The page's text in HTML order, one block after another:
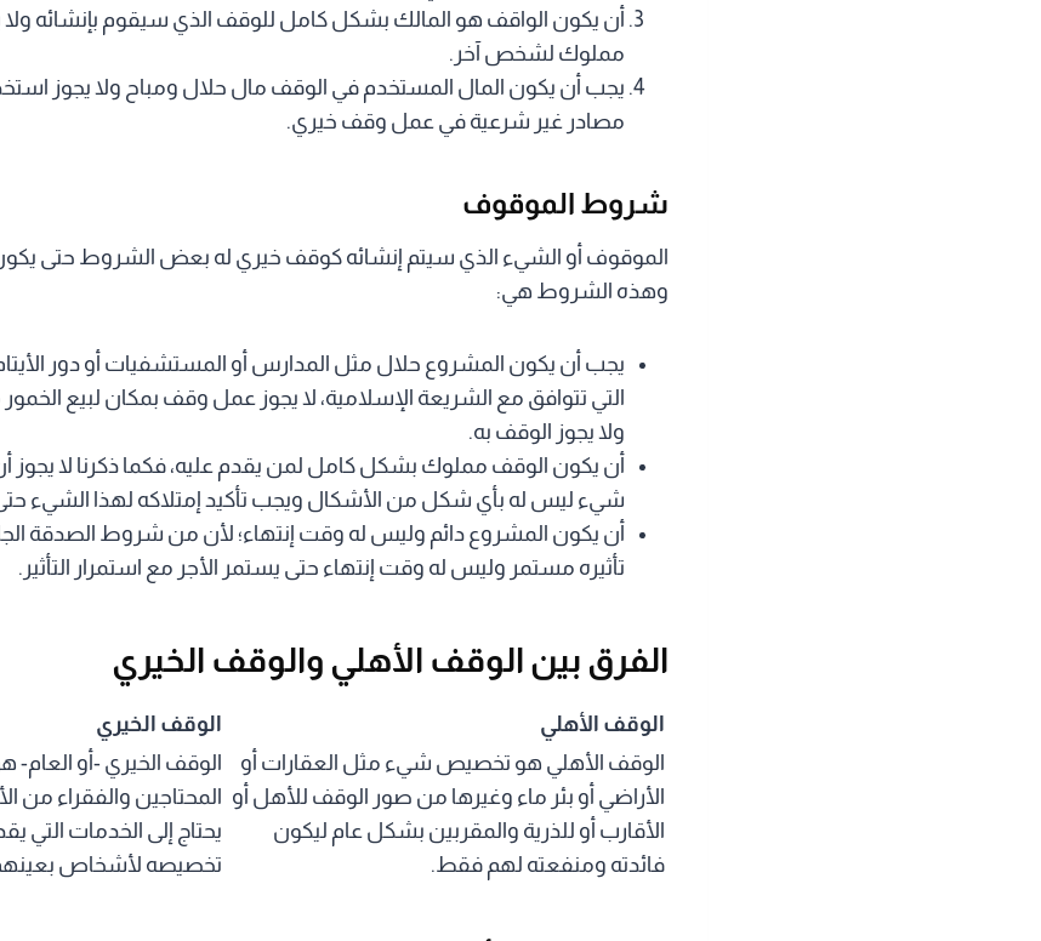
أن يكون الواقف هو المالك بشكل كامل للوقف الذي سيقوم بإنشائه
مملوك لشخص آخر.
يجب أن يكون المال المستخدم في الوقف مال حلال ومباح ولا يجوز
مصادر غير شرعية في عمل وقف خيري.
شروط الموقوف
الموقوف أو الشيء الذي سيتم إنشائه كوقف خيري له بعض الشروط حتى
وهذه الشروط هي:
يجب أن يكون المشروع حلال مثل المدارس أو المستشفيات أو دور
التي تتوافق مع الشريعة الإسلامية، لا يجوز عمل وقف بمكان لبيع
ولا يجوز الوقف به.
أن يكون الوقف مملوك بشكل كامل لمن يقدم عليه، فكما ذكرنا لا
شيء ليس له بأي شكل من الأشكال ويجب تأكيد إمتلاكه لهذا الشيء
أن يكون المشروع دائم وليس له وقت إنتهاء؛ لأن من شروط الصدقة
تأثيره مستمر وليس له وقت إنتهاء حتى يستمر الأجر مع استمرار التأثير.
الفرق بين الوقف الأهلي والوقف الخيري
الوقف الأهلي
الوقف الخيري
الوقف الأهلي هو تخصيص شيء مثل العقارات أو
الأراضي أو بئر ماء وغيرها من صور الوقف للأهل أو
الأقارب أو للذرية والمقربين بشكل عام ليكون
فائدته ومنفعته لهم فقط.
الوقف الخيري -أو
المحتاجين والفقراء من
يحتاج إلى الخدمات التي
تخصيصه لأشخاص